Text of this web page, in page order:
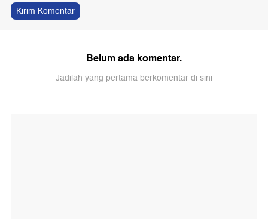
Kirim Komentar
Belum ada komentar.
Jadilah yang pertama berkomentar di sini